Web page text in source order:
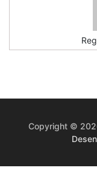
Copyright ©